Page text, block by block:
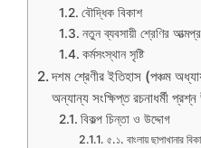
বৌদ্ধিক বিকাশ
নতুন ব্যবসায়ী শ্রেণির
কর্মসংস্থান সৃষ্টি
দশম শ্রেণীর ইতিহাস (পঞ্চম
অন্যান্য সংক্ষিপ্ত রচনাধর্মী
বিকল্প চিন্তা ও উদ্দোগ
৫.১. বাংলায় ছাপাখানার